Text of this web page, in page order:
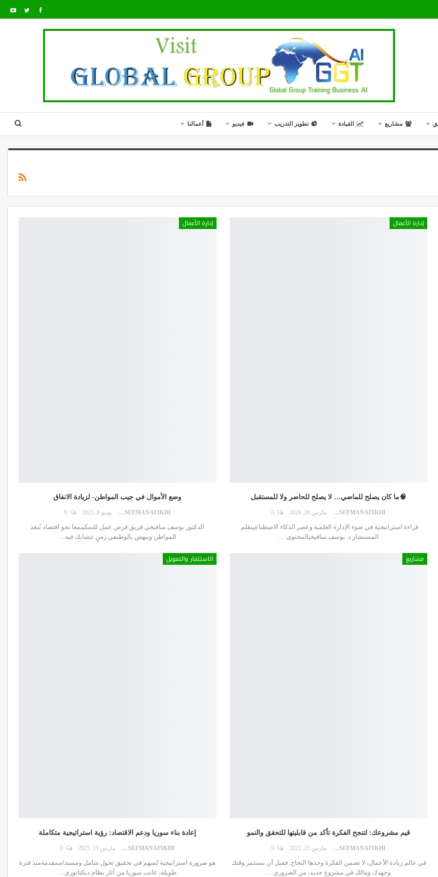
مشاريع القيادة تطوير التدريب فيديو أعمالنا
إدارة الأعمال
🧠ما كان يصلح للماضي… لا يصلح للحاضر ولا للمستقبل
DR.YOUSEFMANAFIKHI مارس 28, 2026
قراءة استراتيجية في ضوء الإدارة العلمية وعصر الذكاء الاصطناعيبقلم:
المستشار د. يوسف منافيخيالمحتوى:
إدارة الأعمال
وضع الأموال في جيب المواطن- لزيادة الانفاق
DR.YOUSEFMANAFIKHI يونيو 8, 2025 0
الدكتور يوسف منافيخي فريق فرص عمل للتمكينمعا نحو اقتصاد يُنقذ
المواطن وينهض بالوطنفي زمنٍ تتشابك فيه
مشاريع
قيم مشروعك: لتنجح الفكرة تأكد من قابليتها للتحقق والنمو
DR.YOUSEFMANAFIKHI مارس 25, 2025
في عالم ريادة الأعمال، لا تضمن الفكرة وحدها النجاح. فقبل أن تستثمر وقتك
وجهدك ومالك في مشروع جديد، من الضروري…
الاستثمار والتمويل
إعادة بناء سوريا ودعم الاقتصاد: رؤية استراتيجية متكاملة
DR.YOUSEFMANAFIKHI مارس 11, 2025
هو ضرورة استراتيجية تُسهم في تحقيق تحول شامل ومستداممقدمةمنذ فترة
طويلة، عانت سوريا من آثار نظام ديكتاتوري…